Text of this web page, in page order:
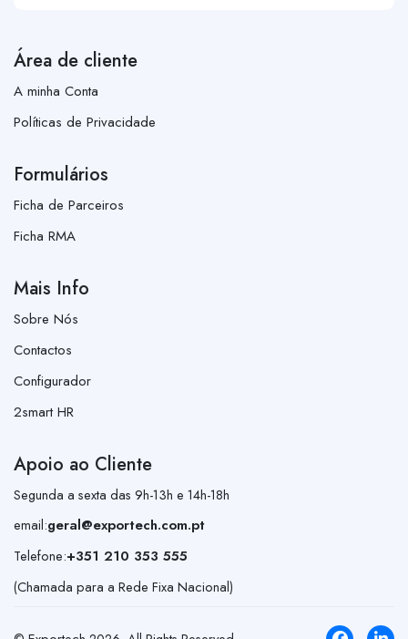
Área de cliente
A minha Conta
Políticas de Privacidade
Formulários
Ficha de Parceiros
Ficha RMA
Mais Info
Sobre Nós
Contactos
Configurador
2smart HR
Apoio ao Cliente
Segunda a sexta das 9h-13h e 14h-18h
email:geral@exportech.com.pt
Telefone:+351 210 353 555
(Chamada para a Rede Fixa Nacional)